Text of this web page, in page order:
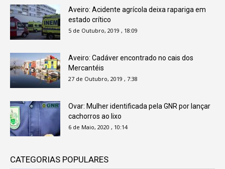
Aveiro: Acidente agrícola deixa rapariga em
estado crítico
5 de Outubro, 2019 , 18:09
Aveiro: Cadáver encontrado no cais dos
Mercantéis
27 de Outubro, 2019 , 7:38
Ovar: Mulher identificada pela GNR por lançar
cachorros ao lixo
6 de Maio, 2020 , 10:14
CATEGORIAS POPULARES